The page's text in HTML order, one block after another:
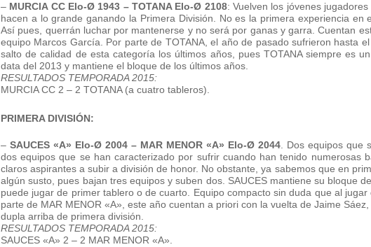
– MURCIA CC Elo-Ø 1943 – TOTANA Elo-Ø 2108: Vuelven los jóvenes
hacen a lo grande ganando la Primera División. No es la primera experiencia en
Así pues, querrán luchar por mantenerse y no será por ganas y garra. Cuentan
equipo Marcos García. Por parte de TOTANA, el año de pasado sufrieron hasta
salto de calidad de esta categoría los últimos años, pues TOTANA siempre es
data del 2013 y mantiene el bloque de los últimos años.
RESULTADOS TEMPORADA 2015:
MURCIA CC 2 – 2 TOTANA (a cuatro tableros).
PRIMERA DIVISIÓN:
– SAUCES «A» Elo-Ø 2004 – MAR MENOR «A» Elo-Ø 2044 . Dos equipos
dos equipos que se han caracterizado por sufrir cuando han tenido numerosas
claros aspirantes a subir a división de honor. No obstante, ya sabemos que en
algún susto, pues bajan tres equipos y suben dos. SAUCES mantiene su bloque
puede jugar de primer tablero o de cuarto. Equipo compacto sin duda que al
parte de MAR MENOR «A», este año cuentan a priori con la vuelta de Jaime
dupla arriba de primera división.
RESULTADOS TEMPORADA 2015:
SAUCES «A» 2 – 2 MAR MENOR «A».